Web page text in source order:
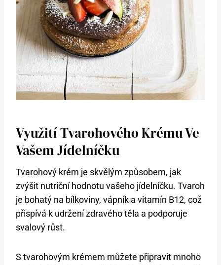
Využití Tvarohového Krému Ve
Vašem Jídelníčku
Tvarohový krém je skvělým způsobem, jak
zvýšit nutriční hodnotu vašeho jídelníčku. Tvaroh
je bohatý na bílkoviny, vápník a vitamín B12, což
přispívá k udržení zdravého těla a podporuje
svalový růst.
S tvarohovým krémem můžete připravit mnoho